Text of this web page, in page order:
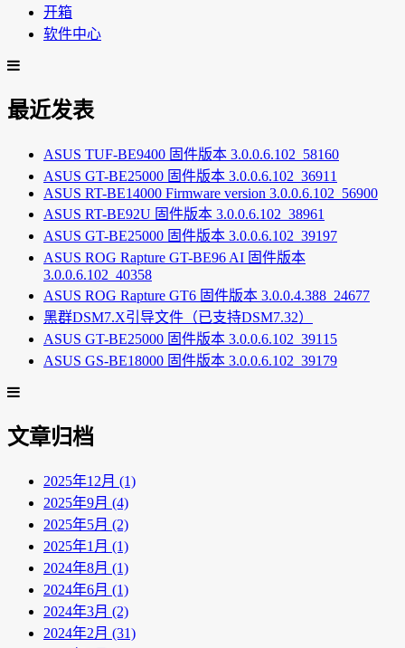
开箱
软件中心
最近发表
ASUS TUF-BE9400 固件版本 3.0.0.6.102_58160
ASUS GT-BE25000 固件版本 3.0.0.6.102_36911
ASUS RT-BE14000 Firmware version 3.0.0.6.102_56900
ASUS RT-BE92U 固件版本 3.0.0.6.102_38961
ASUS GT-BE25000 固件版本 3.0.0.6.102_39197
ASUS ROG Rapture GT-BE96 AI 固件版本
3.0.0.6.102_40358
ASUS ROG Rapture GT6 固件版本 3.0.0.4.388_24677
黑群DSM7.X引导文件（已支持DSM7.32）
ASUS GT-BE25000 固件版本 3.0.0.6.102_39115
ASUS GS-BE18000 固件版本 3.0.0.6.102_39179
文章归档
2025年12月 (1)
2025年9月 (4)
2025年5月 (2)
2025年1月 (1)
2024年8月 (1)
2024年6月 (1)
2024年3月 (2)
2024年2月 (31)